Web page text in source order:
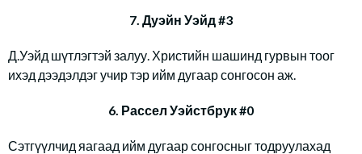
7. Дуэйн Уэйд #3
Д.Уэйд шүтлэгтэй залуу. Христийн шашинд гурвын тоог
ихэд дээдэлдэг учир тэр ийм дугаар сонгосон аж.
6. Рассел Уэйстбрук #0
Сэтгүүлчид яагаад ийм дугаар сонгосныг тодруулахад